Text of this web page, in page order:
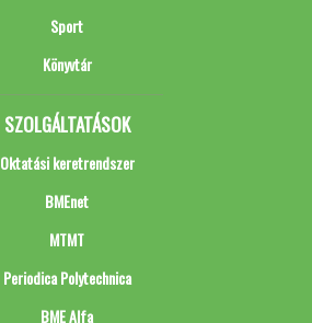
Sport
Könyvtár
SZOLGÁLTATÁSOK
Oktatási keretrendszer
BMEnet
MTMT
Periodica Polytechnica
BME Alfa